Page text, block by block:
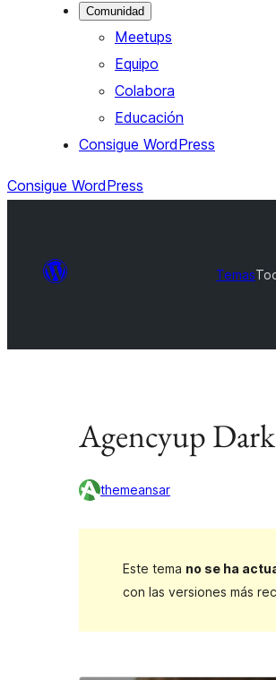
Comunidad
Meetups
Equipo
Colabora
Educación
Consigue WordPress
Consigue WordPress
Temas
Agencyup Dark
themeansar
Este tema no se ha
con las versiones más